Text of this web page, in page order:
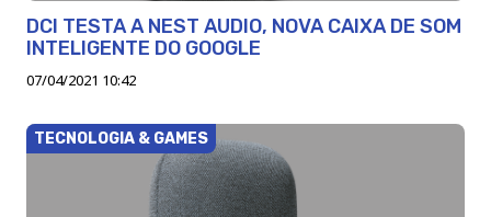
DCI TESTA A NEST AUDIO, NOVA CAIXA DE SOM
INTELIGENTE DO GOOGLE
07/04/2021 10:42
TECNOLOGIA & GAMES